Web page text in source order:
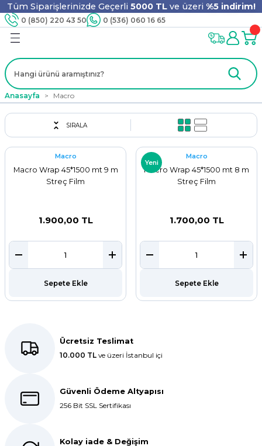
Tüm Siparişlerinizde Geçerli 5000 TLve üzeri %5 indirim!
0 (850) 220 43 50 0 (536) 060 16 65
Geri Dön
Geri Dön
Ürünleri
Geri Dön
Geri Dön
Tahta Karıştırıcı
Geri Dön
Geri Dön
Geri Dön
Geri Dön
Anasayfa Macro
SIRALA
Macro
Macro Wrap 45*1500 mt 9 m
Streç Film
1.900,00 TL
Sepete Ekle
Yeni
Macro
Macro Wrap 45*1500 mt 8 m
Streç Film
1.700,00 TL
Sepete Ekle
Ücretsiz Teslimat
10.000 TL ve üzeri İstanbul içi
Güvenli Ödeme Altyapısı
256 Bit SSL Sertifikası
Kolay iade & Değişim